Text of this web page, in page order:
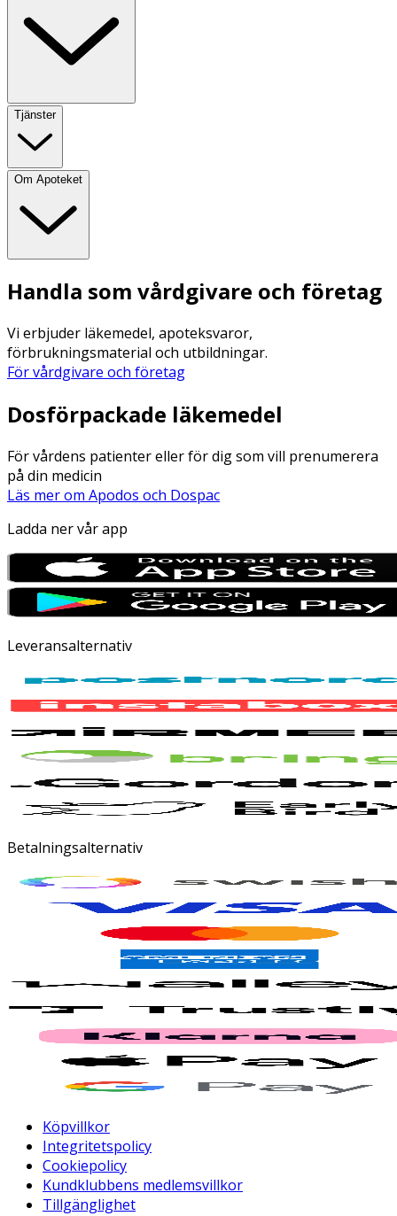
Tjänster
Om Apoteket
Handla som vårdgivare och företag
Vi erbjuder läkemedel, apoteksvaror,
förbrukningsmaterial och utbildningar.
För vårdgivare och företag
Dosförpackade läkemedel
För vårdens patienter eller för dig som vill prenumerera
på din medicin
Läs mer om Apodos och Dospac
Ladda ner vår app
Leveransalternativ
Betalningsalternativ
Köpvillkor
Integritetspolicy
Cookiepolicy
Kundklubbens medlemsvillkor
Tillgänglighet